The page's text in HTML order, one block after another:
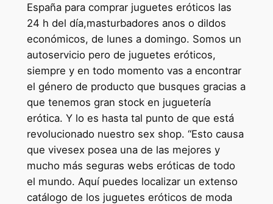
España para comprar juguetes eróticos las
24 h del día,masturbadores anos o dildos
económicos, de lunes a domingo. Somos un
autoservicio pero de juguetes eróticos,
siempre y en todo momento vas a encontrar
el género de producto que busques gracias a
que tenemos gran stock en juguetería
erótica. Y lo es hasta tal punto de que está
revolucionado nuestro sex shop. “Esto causa
que vivesex posea una de las mejores y
mucho más seguras webs eróticas de todo
el mundo. Aquí puedes localizar un extenso
catálogo de los juguetes eróticos de moda